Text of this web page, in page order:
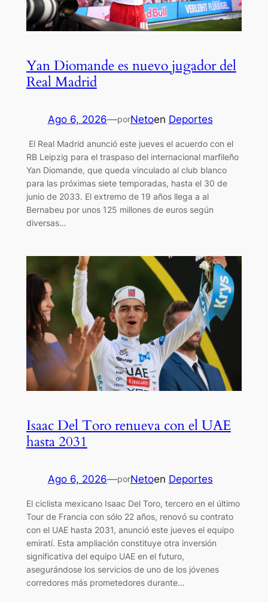
Yan Diomande es nuevo jugador del
Real Madrid
Ago 6, 2026—porNetoen Deportes
El Real Madrid anunció este jueves el acuerdo con el
RB Leipzig para el traspaso del internacional marfileño
Yan Diomande, que queda vinculado al club blanco
para las próximas siete temporadas, hasta el 30 de
junio de 2033. El extremo de 19 años llega a al
Bernabeu por unos 125 millones de euros según
diversas…
Isaac Del Toro renueva con el UAE
hasta 2031
Ago 6, 2026—porNetoen Deportes
El ciclista mexicano Isaac Del Toro, tercero en el último
Tour de Francia con sólo 22 años, renovó su contrato
con el UAE hasta 2031, anunció este jueves el equipo
emiratí. Esta ampliación constituye otra inversión
significativa del equipo UAE en el futuro,
asegurándose los servicios de uno de los jóvenes
corredores más prometedores durante…